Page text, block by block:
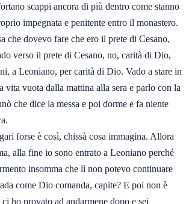
scappi ancora di più dentro come stanno
impegnata e penitente entro il monastero.
che dovevo fare che ero il prete di Cesano,
verso il prete di Cesano, no, carità di Dio,
a Leoniano, per carità di Dio. Vado a stare in
vita vuota dalla mattina alla sera e parlo con la
che dice la messa e poi dorme e fa niente
forse è così, chissà cosa immagina. Allora
alla fine io sono entrato a Leoniano perché
insomma che lì non potevo continuare
come Dio comanda, capite? E poi non è
ho provato ad andarmene dopo e sei